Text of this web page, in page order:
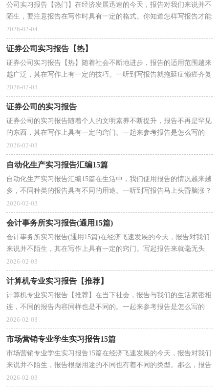
公司实习报告【热门】在经济发展迅速的今天，报告对我们来说并不
陌生，要注意报告在写作时具有一定的格式。你知道怎样写报告才能
写的好吗？下面是小编收集整理的公司实习报告，仅供...
2026-02-04
证券公司实习报告【热】
证券公司实习报告【热】随着社会不断地进步，报告的适用范围越来
越广泛，其在写作上有一定的技巧。一听到写报告就拖延症懒癌齐复
发？以下是小编帮大家整理的证券公司实习报告，仅供...
2026-02-03
证券公司的实习报告
证券公司的实习报告随着个人的文明素养不断提升，报告不再是罕见
的东西，其在写作上具有一定的窍门。一起来参考报告是怎么写的
吧，以下是小编整理的证券公司的实习报告，欢迎阅读与...
2026-02-03
自动化生产实习报告汇编15篇
自动化生产实习报告汇编15篇在生活中，我们使用报告的情况越来越
多，不同种类的报告具有不同的用途。一听到写报告马上头昏脑涨？
以下是小编为大家整理的自动化生产实习报告，仅供参...
2026-02-03
会计事务所实习报告(通用15篇)
会计事务所实习报告(通用15篇)在经济飞速发展的今天，报告对我们
来说并不陌生，其在写作上具有一定的窍门。写起报告来就毫无头
绪？下面是小编为大家整理的会计事务所实习报告，欢迎...
2026-02-03
计算机专业实习报告【推荐】
计算机专业实习报告【推荐】在当下社会，报告与我们的生活紧密相
连，不同的报告内容同样也是不同的。一起来参考报告是怎么写的
吧，下面是小编精心整理的计算机专业实习报告，仅供参...
2026-02-03
市场营销专业学生实习报告15篇
市场营销专业学生实习报告15篇在经济飞速发展的今天，报告对我们
来说并不陌生，报告根据用途的不同也有着不同的类型。那么，报告
到底怎么写才合适呢？以下是小编收集整理的市场营销...
2026-02-03